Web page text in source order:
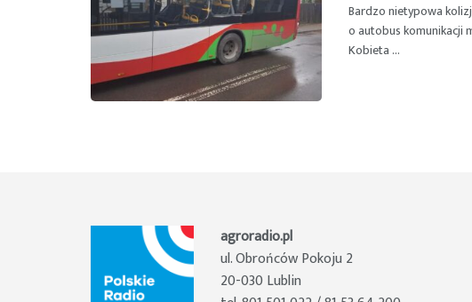
Bardzo nietypowa
o autobus komunikacji
Kobieta ...
agroradio.pl
ul. Obrońców Pokoju 2
20-030 Lublin